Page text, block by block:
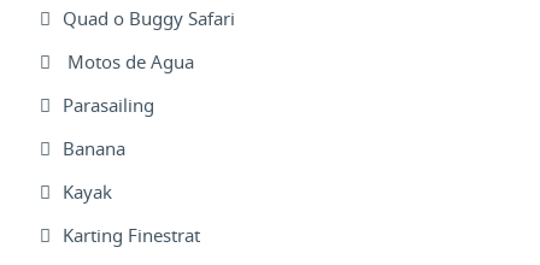
Quad o Buggy Safari
Motos de Agua
Parasailing
Banana
Kayak
Karting Finestrat